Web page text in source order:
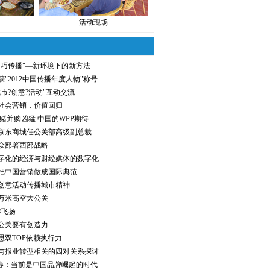
活动现场
传播"—新环境下的新方法
"2012中国传播年度人物"称号
?创意?活动"互动交流
会营销，价值回归
并购凶猛 中国的WPP期待
东商城任公关部高级副总裁
部署西部战略
化的经济与财经媒体的数字化
中国营销做成国际典范
意活动传播城市精神
米高空大公关
扬
关要有创造力
双TOP依赖执行力
报业转型相关的四对关系探讨
：当前是中国品牌崛起的时代